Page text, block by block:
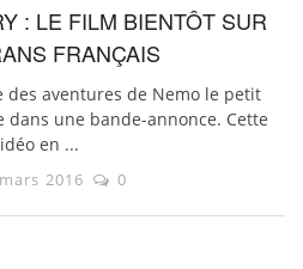
: LE FILM BIENTÔT SUR
FRANÇAIS
des aventures de Nemo le petit
dans une bande-annonce. Cette
en ...
2016 0